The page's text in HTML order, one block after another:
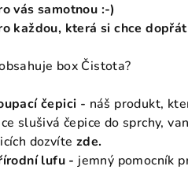
vás samotnou :-)
každou, která si chce
box Čistota?
čepici - náš produkt,
slušivá čepice do sprchy,
dozvíte zde.
lufu - jemný pomocník